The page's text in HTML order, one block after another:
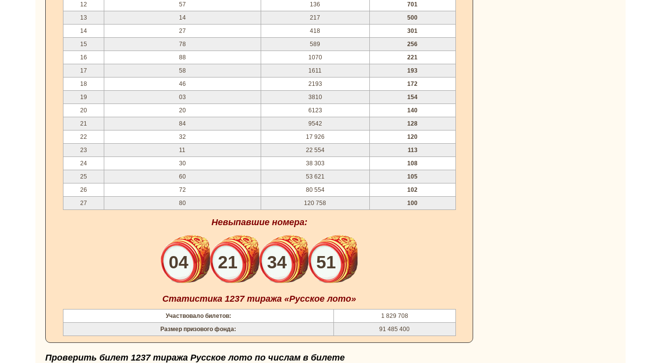
12
57 136
701
13
14 217
500
14
27 418
301
15
78 589
256
16
88 1070
221
17
58 1611
193
18
46 2193
172
19
03 3810
154
20
20 6123
140
21
84 9542
128
22
32 17 926
120
23
11 22 554
113
24
30 38 303
108
25
60 53 621
105
26
72 80 554
102
27
80 120 758 100
Невыпавшие номера:
04 21 34 51
Статистика 1237 тиража «Русское лото»
Участвовало билетов:
1 829 708
Размер призового фонда:
91 485 400
Проверить билет 1237 тиража Русское лото по числам в билете